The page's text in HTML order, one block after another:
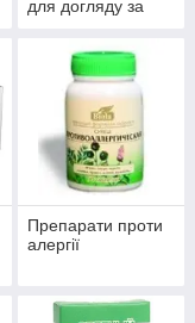
для догляду за
Препарати проти
алергії